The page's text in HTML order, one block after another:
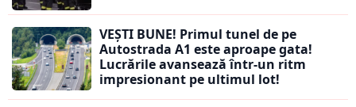
VEȘTI BUNE! Primul tunel de pe
Autostrada A1 este aproape gata!
Lucrările avansează într-un ritm
impresionant pe ultimul lot!